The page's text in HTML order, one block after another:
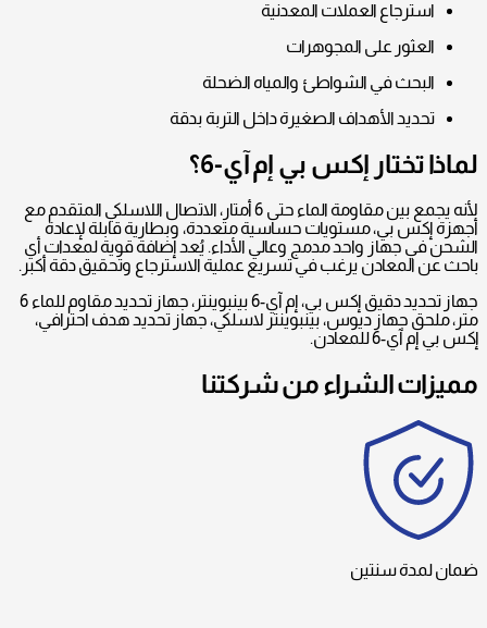
استرجاع العملات المعدنية
العثور على المجوهرات
البحث في الشواطئ والمياه الضحلة
تحديد الأهداف الصغيرة داخل التربة بدقة
لماذا تختار إكس بي إم آي-6؟
لأنه يجمع بين مقاومة الماء حتى 6 أمتار، الاتصال اللاسلكي المتقدم مع
أجهزة إكس بي، مستويات حساسية متعددة، وبطارية قابلة لإعادة
الشحن في جهاز واحد مدمج وعالي الأداء. يُعد إضافة قوية لمعدات أي
باحث عن المعادن يرغب في تسريع عملية الاسترجاع وتحقيق دقة أكبر.
جهاز تحديد دقيق إكس بي، إم آي-6 بينبوينتر، جهاز تحديد مقاوم للماء 6
متر، ملحق جهاز ديوس، بينبوينتر لاسلكي، جهاز تحديد هدف احترافي،
إكس بي إم آي-6 للمعادن.
مميزات الشراء من شركتنا
ضمان لمدة سنتين